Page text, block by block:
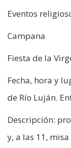
Eventos
Campana
Fiesta de la
Fecha, hora y
de Río Luján.
Descripción:
y, a las 11,